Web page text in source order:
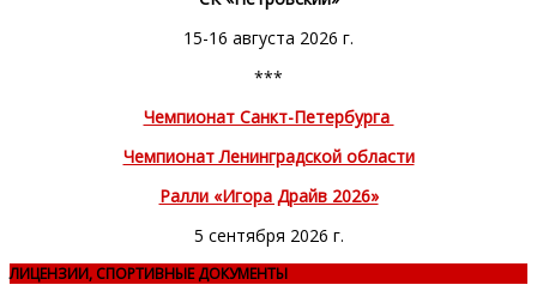
15-16 августа 2026 г.
***
Чемпионат Санкт-Петербурга
Чемпионат Ленинградской области
Ралли «Игора Драйв 2026»
5 сентября 2026 г.
ЛИЦЕНЗИИ, СПОРТИВНЫЕ ДОКУМЕНТЫ